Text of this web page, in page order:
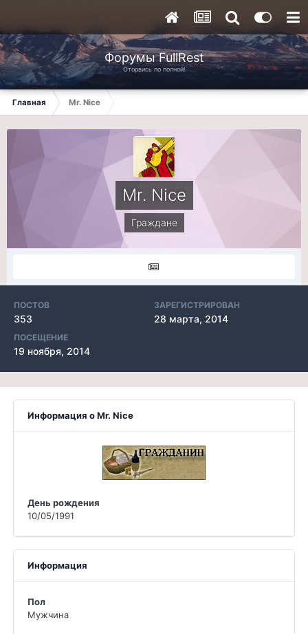
Форумы FullRest
Оторвись по полной!
Главная Mr. Nice
Mr. Nice
Граждане
ПОСТОВ
353
ЗАРЕГИСТРИРОВАН
28 марта, 2014
ПОСЕЩЕНИЕ
19 ноября, 2014
Информация о Mr. Nice
День рождения
10/05/1991
Информация
Пол
Мужчина